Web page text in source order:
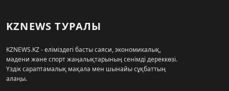
KZNEWS ТУРАЛЫ
KZNEWS.KZ - еліміздегі басты саяси, экономикалық,
мәдени және спорт жаңалықтарының сенімді дереккөзі.
Үздік сараптамалық мақала мен шынайы сұқбаттың
алаңы.